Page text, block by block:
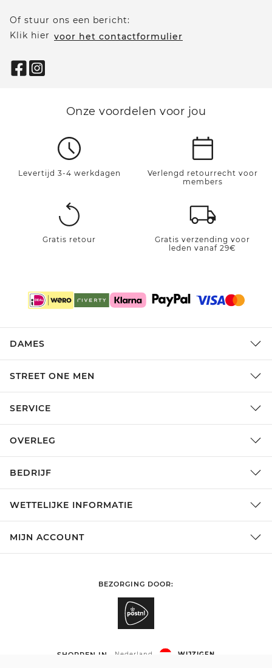
Of stuur ons een bericht:
Klik hier voor het contactformulier
Onze voordelen voor jou
Levertijd 3-4 werkdagen
Verlengd retourrecht voor
members
Gratis retour
Gratis verzending voor
leden vanaf 29€
DAMES
STREET ONE MEN
SERVICE
OVERLEG
BEDRIJF
WETTELIJKE INFORMATIE
MIJN ACCOUNT
BEZORGING DOOR:
SHOPPEN IN Nederland WIJZIGEN